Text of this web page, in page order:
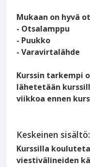
Mukaan on hyvä
- Otsalamppu
- Puukko
- Varavirtalähde
Kurssin tarkempi
lähetetään
viikkoa ennen
Keskeinen sisältö:
Kurssilla
viestivälineiden